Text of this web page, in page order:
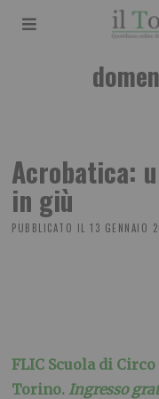
Acrobatica:
in giù
PUBBLICATO IL 13 GENNAIO
FLIC Scuola di
Torino. Ingresso